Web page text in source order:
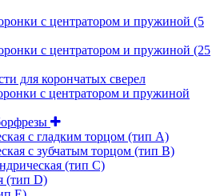
с центратором и пружиной (5
с центратором и пружиной (25
для корончатых сверел
с центратором и пружиной
с гладким торцом (тип А)
с зубчатым торцом (тип В)
(тип С)
(тип D)